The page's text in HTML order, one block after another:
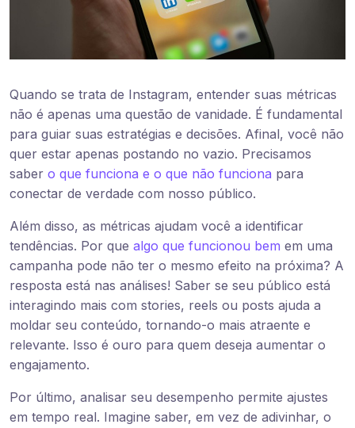
Quando se trata de Instagram, entender suas métricas
não é apenas uma questão de vanidade. É fundamental
para guiar suas estratégias e decisões. Afinal, você não
quer estar apenas postando no vazio. Precisamos
saber o que funciona e o que não funciona para
conectar de verdade com nosso público.
Além disso, as métricas ajudam você a identificar
tendências. Por que algo que funcionou bem em uma
campanha pode não ter o mesmo efeito na próxima? A
resposta está nas análises! Saber se seu público está
interagindo mais com stories, reels ou posts ajuda a
moldar seu conteúdo, tornando-o mais atraente e
relevante. Isso é ouro para quem deseja aumentar o
engajamento.
Por último, analisar seu desempenho permite ajustes
em tempo real. Imagine saber, em vez de adivinhar, o